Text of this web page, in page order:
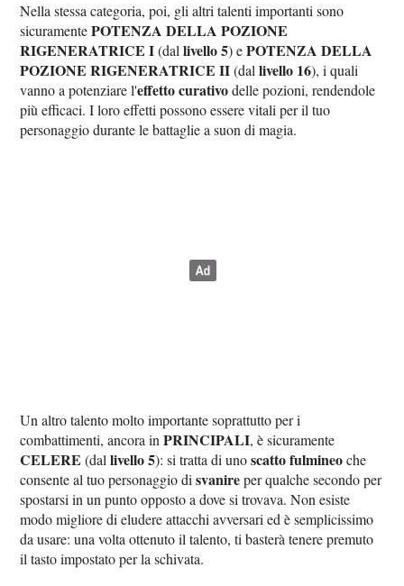
Nella stessa categoria, poi, gli altri talenti importanti sono
sicuramentePOTENZA DELLA POZIONE
RIGENERATRICE I(dallivello 5) ePOTENZA DELLA
POZIONE RIGENERATRICE II(dallivello 16), i quali
vanno a potenziare l'effetto curativodelle pozioni, rendendole
più efficaci. I loro effetti possono essere vitali per il tuo
personaggio durante le battaglie a suon di magia.
Un altro talento molto importante soprattutto per i
combattimenti, ancora inPRINCIPALI, è sicuramente
CELERE (dallivello 5): si tratta di unoscatto fulmineoche
consente al tuo personaggio disvanireper qualche secondo per
spostarsi in un punto opposto a dove si trovava. Non esiste
modo migliore di eludere attacchi avversari ed è semplicissimo
da usare: una volta ottenuto il talento, ti basterà tenere premuto
il tasto impostato per la schivata.